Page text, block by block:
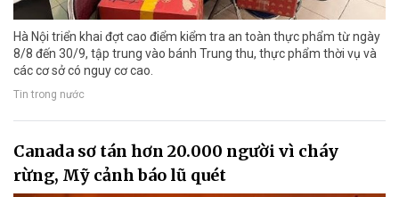
Hà Nội triển khai đợt cao điểm kiểm tra an toàn thực phẩm từ ngày
8/8 đến 30/9, tập trung vào bánh Trung thu, thực phẩm thời vụ và
các cơ sở có nguy cơ cao.
Tin trong nước
Canada sơ tán hơn 20.000 người vì cháy
rừng, Mỹ cảnh báo lũ quét